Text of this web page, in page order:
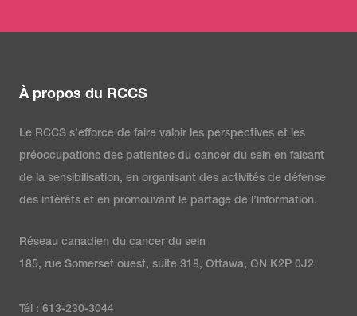
À propos du RCCS
Le RCCS s’efforce de faire valoir les perspectives et les
préoccupations des patientes du cancer du sein en faisant
de la sensibilisation, en organisant des activités de défense
des intérêts et en promouvant le partage de l’information.
Réseau canadien du cancer du sein
185, rue Somerset ouest, suite 318, Ottawa, ON K2P 0J2
Tél : 613-230-3044